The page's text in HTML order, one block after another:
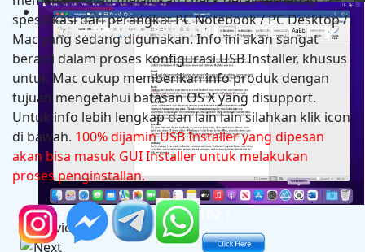
Hackintosh in Asrock B760M Steel Legend Wifi +
14600K + Asus RX 6600
Microsoft Office 2024 v16.102.1
spesifikasi dari perangkat PC Notebook / PC Desktop /
Mac yang sedang digunakan. Info ini akan sangat
berarti dalam proses konfigurasi USB Installer, khusus
untuk Mac cukup memberikan info produk dengan
tujuan mengetahui batasan OS X yang disupport.
Untuk info lebih lengkap dan lain lain silahkan klik icon
di bawah. 100% dijamin USB Installer yang dipesan
akan bisa masuk GUI Installer untuk melakukan
proses penginstallan.